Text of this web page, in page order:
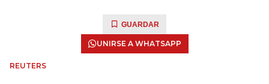
GUARDAR
UNIRSE A WHATSAPP
REUTERS